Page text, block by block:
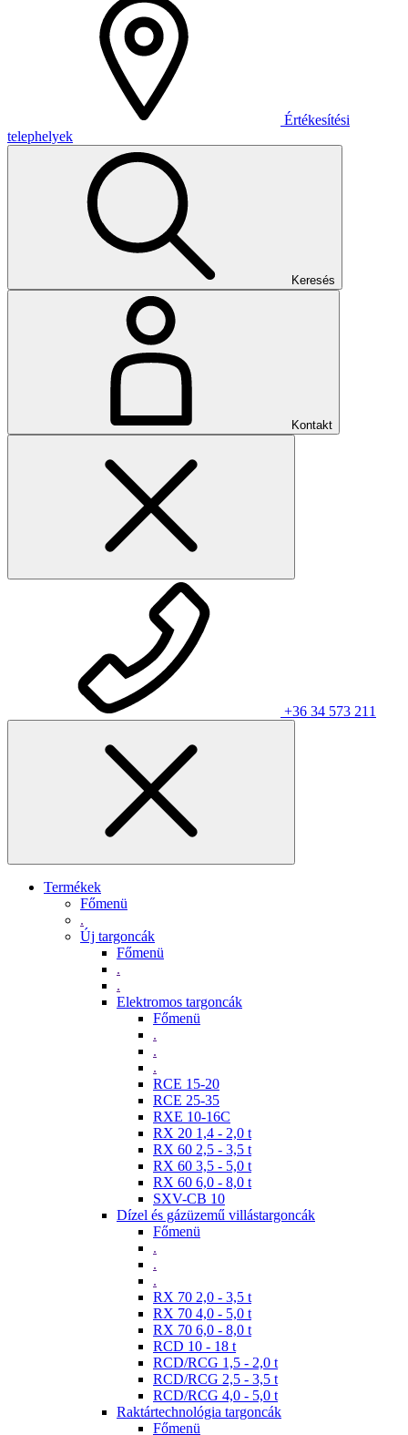
Értékesítési
telephelyek
Keresés
Kontakt
+36 34 573 211
Termékek
Főmenü
.
Új targoncák
Főmenü
.
.
Elektromos targoncák
Főmenü
.
.
.
RCE 15-20
RCE 25-35
RXE 10-16C
RX 20 1,4 - 2,0 t
RX 60 2,5 - 3,5 t
RX 60 3,5 - 5,0 t
RX 60 6,0 - 8,0 t
SXV-CB 10
Dízel és gázüzemű villástargoncák
Főmenü
.
.
.
RX 70 2,0 - 3,5 t
RX 70 4,0 - 5,0 t
RX 70 6,0 - 8,0 t
RCD 10 - 18 t
RCD/RCG 1,5 - 2,0 t
RCD/RCG 2,5 - 3,5 t
RCD/RCG 4,0 - 5,0 t
Raktártechnológia targoncák
Főmenü